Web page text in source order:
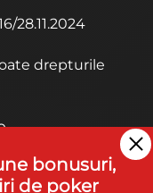
28.11.2024
drepturile
bonusuri,
de poker